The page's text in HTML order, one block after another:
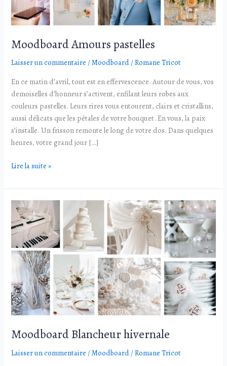
Moodboard Amours pastelles
Laisser un commentaire /Moodboard/Romane Tricot
En ce matin d’avril, tout est en effervescence. Autour de vous, vos
demoiselles d’honneur s’activent, enfilant leurs robes aux
couleurs pastelles. Leurs rires vous entourent, clairs et cristallins,
aussi délicats que les pétales de votre bouquet. En vous, la paix
s’installe. Un frisson remonte le long de votre dos. Dans quelques
heures, votre grand jour […]
Lire la suite »
Moodboard Blancheur hivernale
Laisser un commentaire /Moodboard /Romane Tricot
Moodboard
Blancheur
hivernale